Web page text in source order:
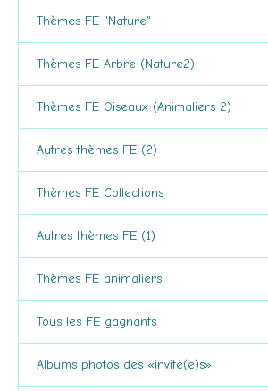
Thèmes FE "Nature"
Thèmes FE Arbre (Nature2)
Thèmes FE Oiseaux (Animaliers 2)
Autres thèmes FE (2)
Thèmes FE Collections
Autres thèmes FE (1)
Thèmes FE animaliers
Tous les FE gagnants
Albums photos des «invité(e)s»